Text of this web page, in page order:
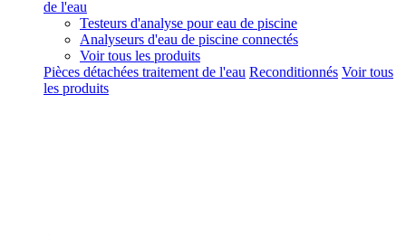
de l'eau
Testeurs d'analyse pour eau de piscine
Analyseurs d'eau de piscine connectés
Voir tous les produits
Pièces détachées traitement de l'eau Reconditionnés Voir tous
les produits